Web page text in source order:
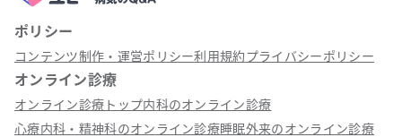
ポリシー
コンテンツ制作・運営ポリシー利用規約プライバシーポリシー
オンライン診療
オンライン診療トップ内科のオンライン診療
心療内科・精神科のオンライン診療睡眠外来のオンライン診療